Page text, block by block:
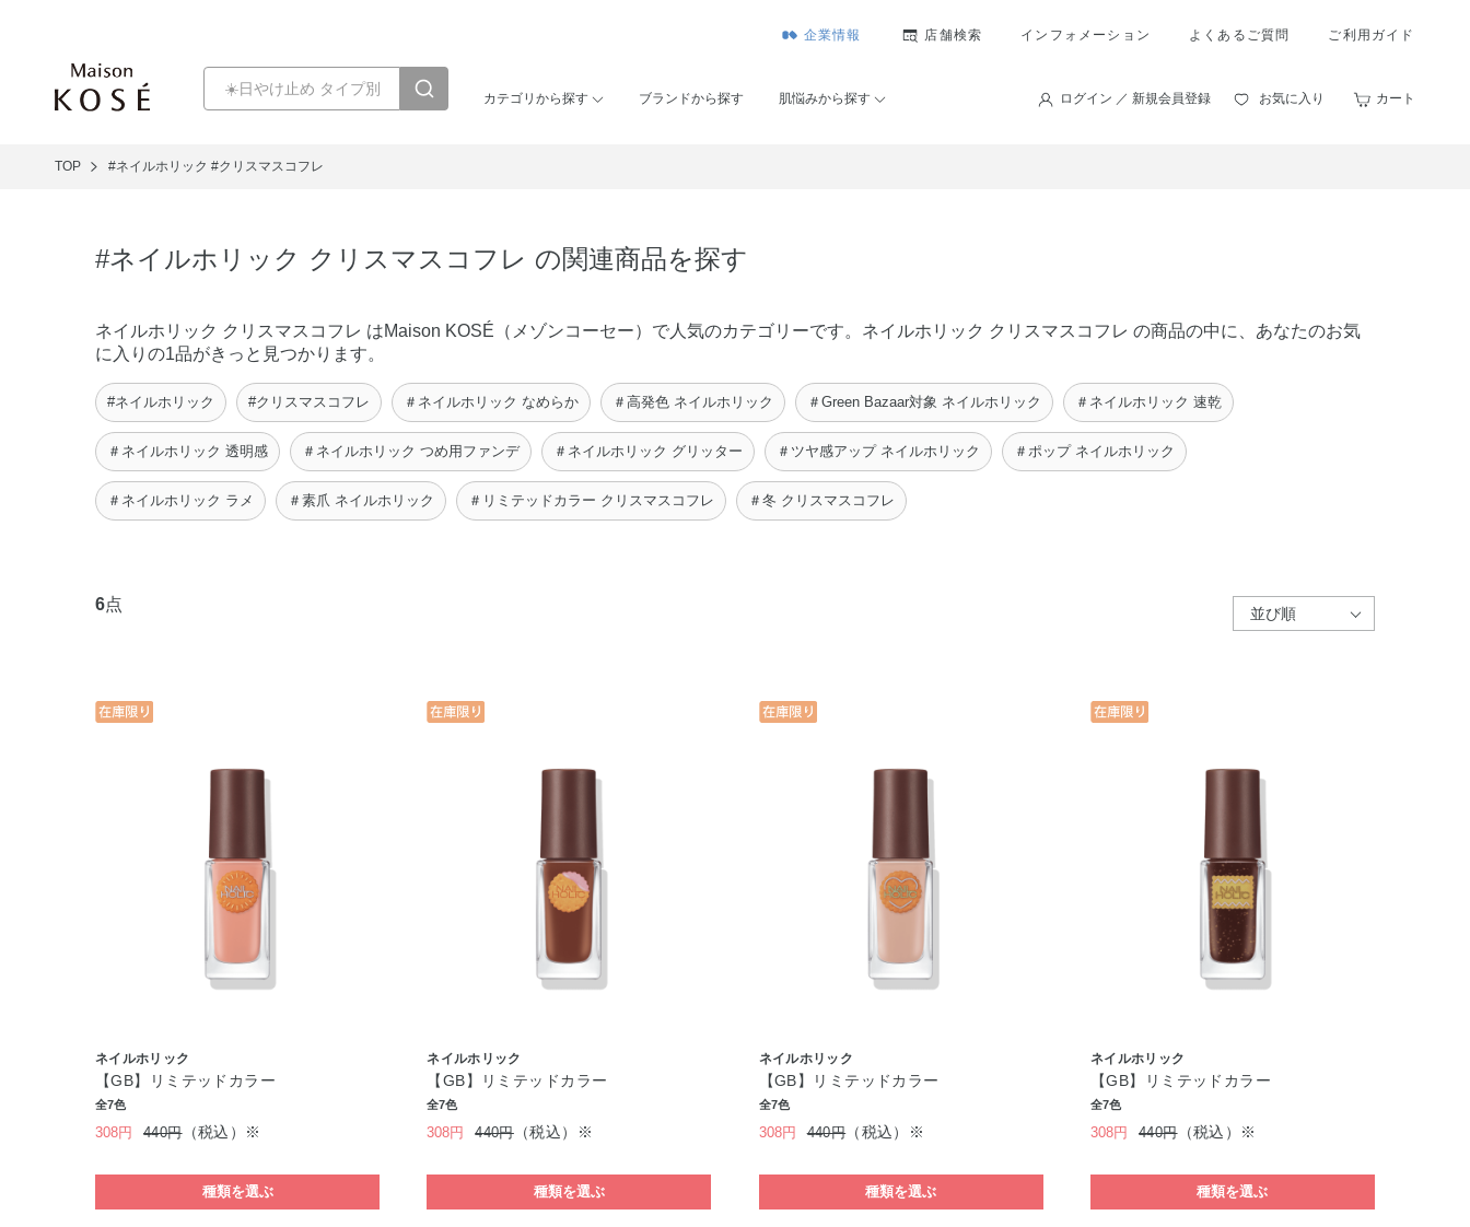
企業情報 店舗検索 インフォメーション よくあるご質問 ご利用ガイド
カテゴリから探す ブランドから探す 肌悩みから探す ログイン ／ 新規会員登録 お気に入り カート
TOP #ネイルホリック #クリスマスコフレ
#ネイルホリック クリスマスコフレ の関連商品を探す
ネイルホリック クリスマスコフレ はMaison KOSÉ（メゾンコーセー）で人気のカテゴリーです。ネイルホリック クリスマスコフレ の商品の中に、あなたのお気
に入りの1品がきっと見つかります。
#ネイルホリック #クリスマスコフレ ＃ネイルホリック なめらか ＃高発色 ネイルホリック ＃Green Bazaar対象 ネイルホリック ＃ネイルホリック 速乾
＃ネイルホリック 透明感 ＃ネイルホリック つめ用ファンデ ＃ネイルホリック グリッター ＃ツヤ感アップ ネイルホリック ＃ポップ ネイルホリック
＃ネイルホリック ラメ ＃素爪 ネイルホリック ＃リミテッドカラー クリスマスコフレ ＃冬 クリスマスコフレ
6点
ネイルホリック
【GB】リミテッドカラー
全7色
308円 440円（税込）※
種類を選ぶ
ネイルホリック
【GB】リミテッドカラー
全7色
308円 440円（税込）※
種類を選ぶ
ネイルホリック
【GB】リミテッドカラー
全7色
308円 440円（税込）※
種類を選ぶ
ネイルホリック
【GB】リミテッドカラー
全7色
308円 440円（税込）※
種類を選ぶ